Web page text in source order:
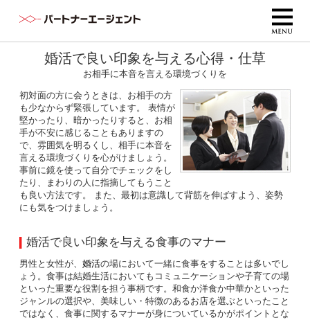
婚活で良い印象を与える心得・仕草
お相手に本音を言える環境づくりを
初対面の方に会うときは、お相手の方
も少なからず緊張しています。 表情が
堅かったり、暗かったりすると、お相
手が不安に感じることもありますの
で、雰囲気を明るくし、相手に本音を
言える環境づくりを心がけましょう。
事前に鏡を使って自分でチェックをし
たり、まわりの人に指摘してもうこと
も良い方法です。 また、最初は意識して背筋を伸ばすよう、姿勢
にも気をつけましょう。
婚活で良い印象を与える食事のマナー
男性と女性が、 婚活の場において一緒に食事をすることは多いでし
ょう。食事は結婚生活においてもコミュニケーションや子育ての場
といった重要な役割を担う事柄です。和食か洋食か中華かといった
ジャンルの選択や、美味しい・特徴のあるお店を選ぶといったこと
ではなく、食事に関するマナーが身についているかがポイントとな